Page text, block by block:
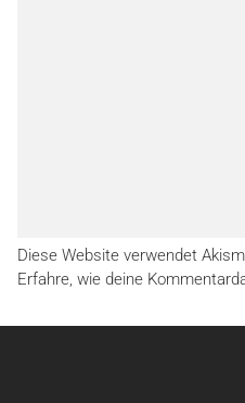
Diese Website verwendet
Erfahre, wie deine